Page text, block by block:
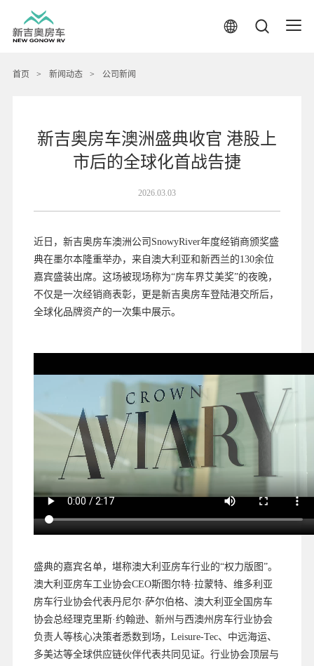
首页 > 新闻动态 > 公司新闻
新吉奥房车澳洲盛典收官 港股上
市后的全球化首战告捷
2026.03.03
近日，新吉奥房车澳洲公司SnowyRiver年度经销商颁奖盛
典在墨尔本隆重举办，来自澳大利亚和新西兰的130余位
嘉宾盛装出席。这场被现场称为“房车界艾美奖”的夜晚，
不仅是一次经销商表彰，更是新吉奥房车登陆港交所后，
全球化品牌资产的一次集中展示。
盛典的嘉宾名单，堪称澳大利亚房车行业的“权力版图”。
澳大利亚房车工业协会CEO斯图尔特·拉蒙特、维多利亚
房车行业协会代表丹尼尔·萨尔伯格、澳大利亚全国房车
协会总经理克里斯·约翰逊、新州与西澳州房车行业协会
负责人等核心决策者悉数到场，Leisure-Tec、中远海运、
多美达等全球供应链伙伴代表共同见证。行业协会顶层与